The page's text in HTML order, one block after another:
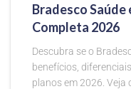
Bradesco Saúde
Completa 2026
Descubra se o
benefícios,
planos em 2026.